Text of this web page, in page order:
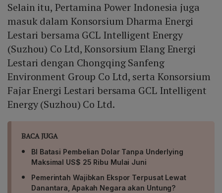
Selain itu, Pertamina Power Indonesia juga
masuk dalam Konsorsium Dharma Energi
Lestari bersama GCL Intelligent Energy
(Suzhou) Co Ltd, Konsorsium Elang Energi
Lestari dengan Chongqing Sanfeng
Environment Group Co Ltd, serta Konsorsium
Fajar Energi Lestari bersama GCL Intelligent
Energy (Suzhou) Co Ltd.
BACA JUGA
BI Batasi Pembelian Dolar Tanpa Underlying
Maksimal US$ 25 Ribu Mulai Juni
Pemerintah Wajibkan Ekspor Terpusat Lewat
Danantara, Apakah Negara akan Untung?